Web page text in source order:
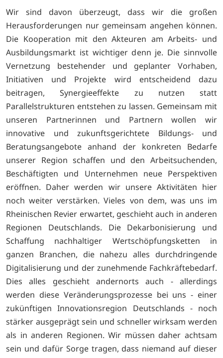
Wir sind davon überzeugt, dass wir die großen
Herausforderungen nur gemeinsam angehen können.
Die Kooperation mit den Akteuren am Arbeits- und
Ausbildungsmarkt ist wichtiger denn je. Die sinnvolle
Vernetzung bestehender und geplanter Vorhaben,
Initiativen und Projekte wird entscheidend dazu
beitragen, Synergieeffekte zu nutzen statt
Parallelstrukturen entstehen zu lassen. Gemeinsam mit
unseren Partnerinnen und Partnern wollen wir
innovative und zukunftsgerichtete Bildungs- und
Beratungsangebote anhand der konkreten Bedarfe
unserer Region schaffen und den Arbeitsuchenden,
Beschäftigten und Unternehmen neue Perspektiven
eröffnen. Daher werden wir unsere Aktivitäten hier
noch weiter verstärken. Vieles von dem, was uns im
Rheinischen Revier erwartet, geschieht auch in anderen
Regionen Deutschlands. Die Dekarbonisierung und
Schaffung nachhaltiger Wertschöpfungsketten in
ganzen Branchen, die nahezu alles durchdringende
Digitalisierung und der zunehmende Fachkräftebedarf.
Dies alles geschieht andernorts auch - allerdings
werden diese Veränderungsprozesse bei uns - einer
zukünftigen Innovationsregion Deutschlands - noch
stärker ausgeprägt sein und schneller wirksam werden
als in anderen Regionen. Wir müssen daher achtsam
sein und dafür Sorge tragen, dass niemand auf dieser